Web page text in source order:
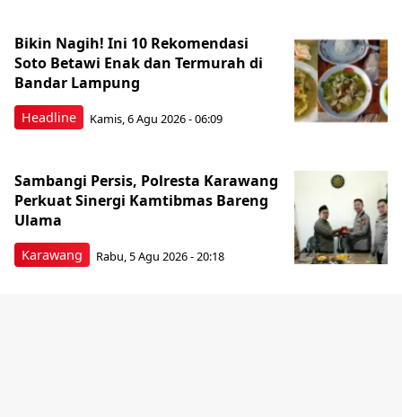
Headline
Bikin Nagih! Ini 10 Rekomendasi
Soto Betawi Enak dan Termurah di
Bandar Lampung
Kamis, 6 Agu 2026 - 06:09
Karawang
Sambangi Persis, Polresta Karawang
Perkuat Sinergi Kamtibmas Bareng
Ulama
Rabu, 5 Agu 2026 - 20:18